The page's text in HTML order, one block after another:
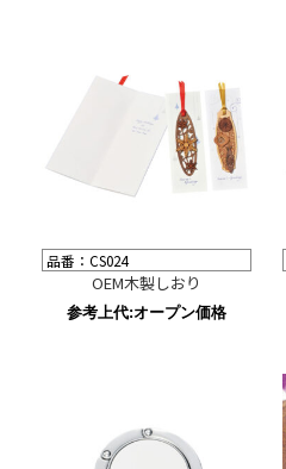
品番：CS024
OEM木製しおり
参考上代:オープン価格